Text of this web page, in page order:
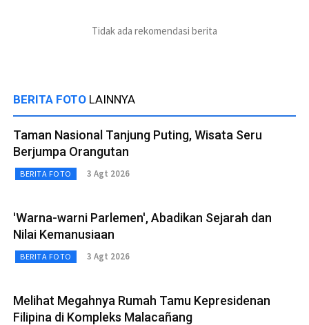
Tidak ada rekomendasi berita
BERITA FOTO LAINNYA
Taman Nasional Tanjung Puting, Wisata Seru
Berjumpa Orangutan
BERITA FOTO 3 Agt 2026
'Warna-warni Parlemen', Abadikan Sejarah dan
Nilai Kemanusiaan
BERITA FOTO 3 Agt 2026
Melihat Megahnya Rumah Tamu Kepresidenan
Filipina di Kompleks Malacañang